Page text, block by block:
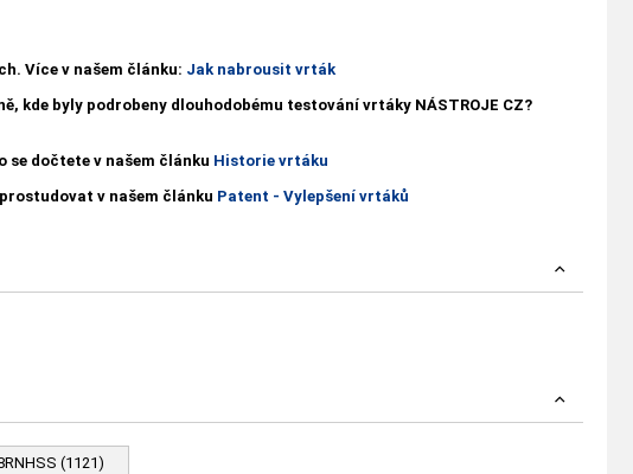
Více v našem článku: Jak nabrousit vrták
kde byly podrobeny dlouhodobému testování vrtáky NÁSTROJE CZ?
se dočtete v našem článku Historie vrtáku
v našem článku Patent - Vylepšení vrtáků
(1121)